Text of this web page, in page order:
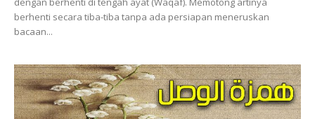
berhenti secara tiba-tiba tanpa ada persiapan meneruskan
bacaan...